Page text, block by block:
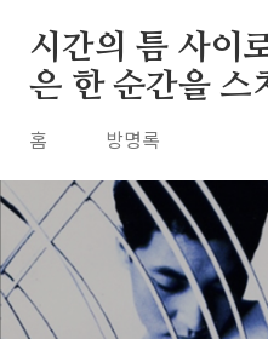
시간의 틈 사이
은 한 순간을 스
홈 방명록